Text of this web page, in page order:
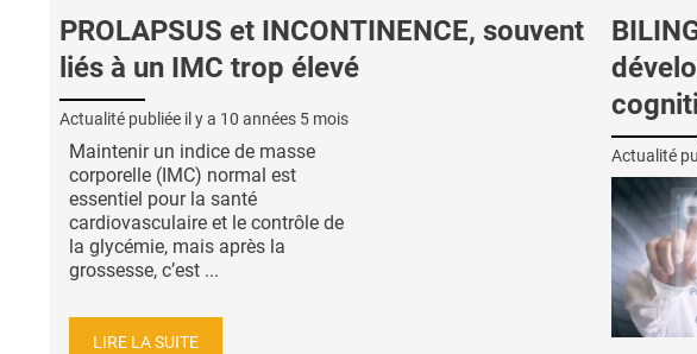
PROLAPSUS et INCONTINENCE, souvent
liés à un IMC trop élevé
Actualité publiée il y a 10 années 5 mois
Maintenir un indice de masse
corporelle (IMC) normal est
essentiel pour la santé
cardiovasculaire et le contrôle de
la glycémie, mais après la
grossesse, c’est ...
LIRE LA SUITE
Actualité